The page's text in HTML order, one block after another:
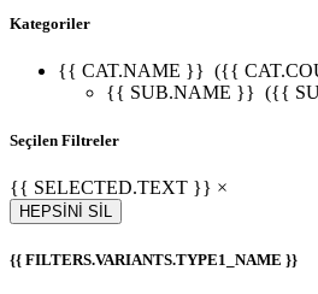
Kategoriler
{{ CAT.NAME }} ({{
{{ SUB.NAME }} ({{
Seçilen Filtreler
{{ SELECTED.TEXT }} ×
HEPSİNİ SİL
{{ FILTERS.VARIANTS.TYPE1_NAME }}